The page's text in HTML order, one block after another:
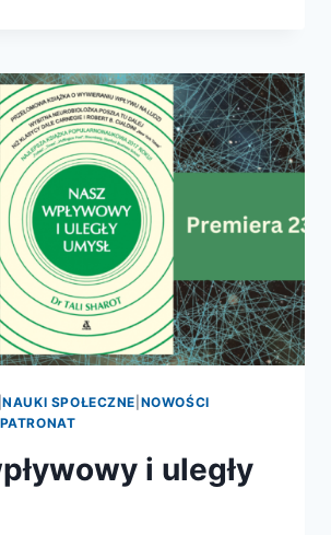
DLACZEGO
MĄDRZY
LUDZIE
PODEJMUJĄ
GŁUPIE
DECYZJE
|NAUKI SPOŁECZNE NOWOŚCI
PATRONAT
i uległy